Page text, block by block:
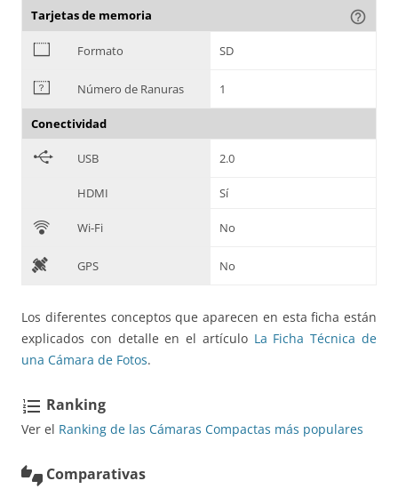
Tarjetas de memoria help_outline
Formato SD
@ Número de Ranuras 1
Conectividad
B USB 2.0
HDMI Sí
C Wi-Fi No
D GPS No
Los diferentes conceptos que aparecen en esta ficha están
explicados con detalle en el artículo La Ficha Técnica de
una Cámara de Fotos.
format_list_numbered Ranking
Ver el Ranking de las Cámaras Compactas más populares
thumbs_up_down Comparativas